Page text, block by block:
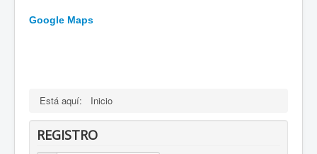
Google Maps
Está aquí: Inicio
REGISTRO